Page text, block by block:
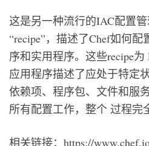
这是另一种流行的IAC配置
“recipe”，描述了Chef如何
序和实用程序。这些recipe
应用程序描述了应处于特定
依赖项、程序包、文件和服
所有配置工作，整个 过程完
相关链接：https://